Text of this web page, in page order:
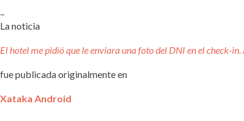
–
La noticia
El hotel me pidió que le enviara una foto del DNI en el check-
fue publicada originalmente en
Xataka Android